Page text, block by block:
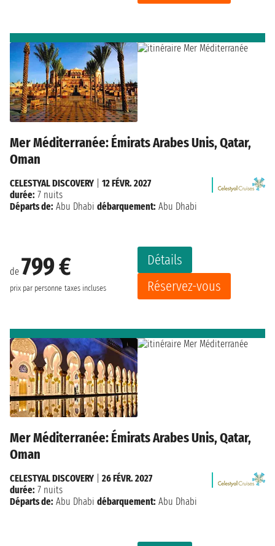
Mer Méditerranée: Émirats Arabes Unis, Qatar,
Oman
de 799 €
prix par personne taxes incluses
Détails
Réservez-vous
CELESTYAL DISCOVERY
12 FÉVR. 2027
durée: 7 nuits
Départs de: Abu Dhabi débarquement: Abu Dhabi
Mer Méditerranée: Émirats Arabes Unis, Qatar,
Oman
CELESTYAL DISCOVERY
26 FÉVR. 2027
durée: 7 nuits
Départs de: Abu Dhabi débarquement: Abu Dhabi